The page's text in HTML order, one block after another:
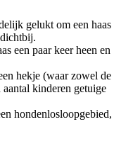
gelukt om een haas
een paar keer heen en
hekje (waar zowel de
aantal kinderen getuige
hondenlosloopgebied,